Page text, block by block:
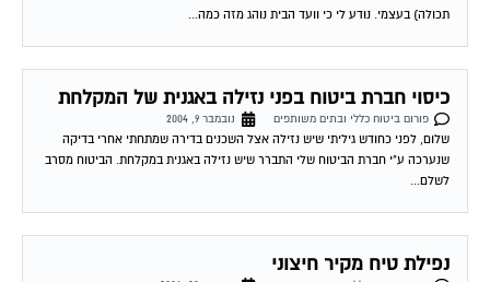
כיסוי חברת ביטוח בפני נזילה באגנית של המקלחת
פורום ביטוח כללי ובתים משותפים
נובמבר 9, 2004
שלום, לפני כחודש גיליתי שיש נזילה אצל השכנים בדירה שמתחתי אחרי בדיקה
שנערכה ע"י חברת הביטוח שלי התברר שיש נזילה באגנית במקלחת. הביטוח מסרב
לשלם...
נפילת טיח מקיר חיצוני
פורום ביטוח כללי ובתים משותפים